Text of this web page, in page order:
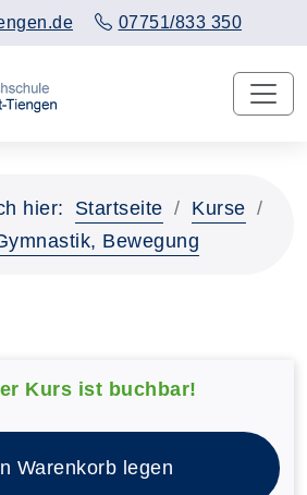
07751/833 350
hier: Startseite
Kurse
Bewegung
Kurs ist buchbar!
Warenkorb legen